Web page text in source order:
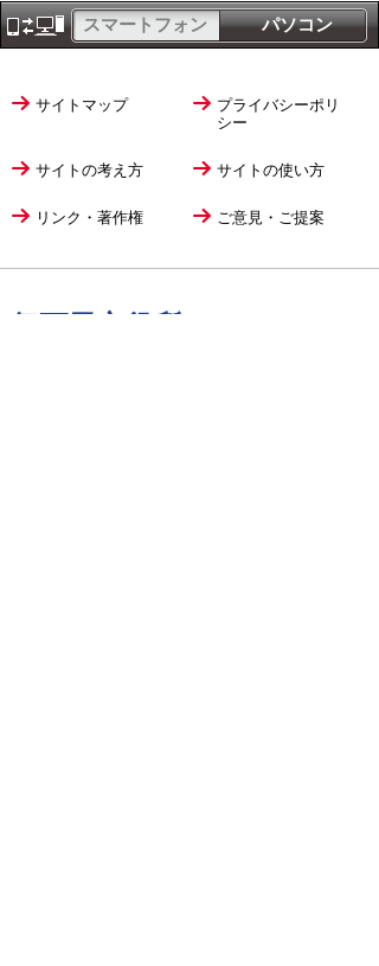
パソコン
スマートフォン
サイトマップ
プライバシーポリ
シー
サイトの考え方 サイトの使い方
リンク・著作権 ご意見・ご提案